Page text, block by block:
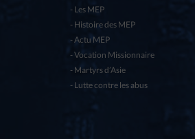
Les MEP
Histoire des MEP
Actu MEP
Vocation Missionnaire
Martyrs d’Asie
Lutte contre les abus